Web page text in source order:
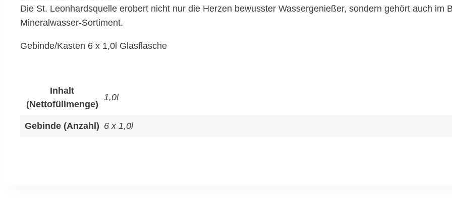
Die St. Leonhardsquelle erobert nicht nur die Herzen bewusster Wassergenießer, sondern gehört auch im
Mineralwasser-Sortiment.
Gebinde/Kasten 6 x 1,0l Glasflasche
Inhalt
(Nettofüllmenge)
1,0l
Gebinde (Anzahl) 6 x 1,0l